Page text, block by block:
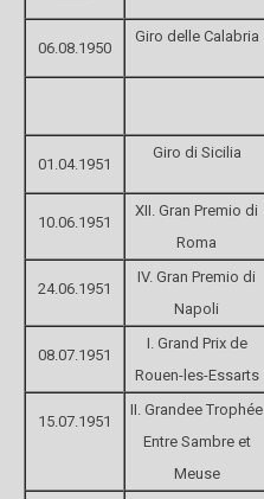
06.08.1950
Giro delle Calabria
01.04.1951
Giro di Sicilia
10.06.1951
XII. Gran Premio di
Roma
24.06.1951
IV. Gran Premio di
Napoli
08.07.1951
I. Grand Prix de
Rouen-les-Essarts
15.07.1951
II. Grandee Trophée
Entre Sambre et
Meuse